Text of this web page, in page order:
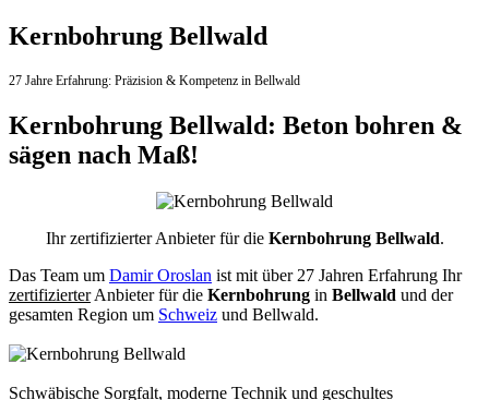
Kernbohrung Bellwald
27 Jahre Erfahrung: Präzision & Kompetenz in Bellwald
Kernbohrung Bellwald: Beton bohren &
sägen nach Maß!
Ihr zertifizierter Anbieter für die Kernbohrung Bellwald.
Das Team um Damir Oroslan ist mit über 27 Jahren Erfahrung Ihr
zertifizierterAnbieter für die Kernbohrung in Bellwald und der
gesamten Region um Schweiz und Bellwald.
Schwäbische Sorgfalt, moderne Technik und geschultes